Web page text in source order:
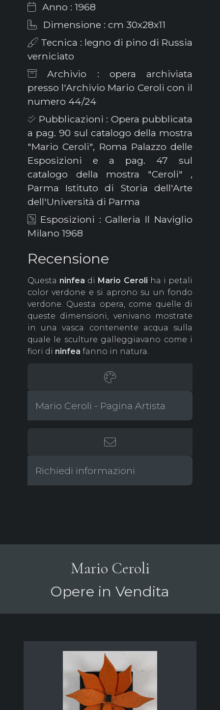
Anno : 1968
Dimensione : cm 30x28x11
Tecnica : legno di pino di Russia
verniciato
Archivio : opera archiviata
presso l'Archivio Mario Ceroli con il
numero 44/24
Pubblicazioni : Opera pubblicata
a pag. 90 sul catalogo della mostra
"Mario Ceroli", Roma Palazzo delle
Esposizioni e a pag. 47 sul
catalogo della mostra "Ceroli" ,
Parma Istituto di Storia dell'Arte
dell'Università di Parma
Esposizioni : Galleria Il Naviglio
Milano 1968
Recensione
Questa ninfea di Mario Ceroli ha i petali
color verdone e si aprono su un fondo
verdone. Questa opera, come quelle di
queste dimensioni, venivano mostrate
in una vasca contenente acqua sulla
quale le sculture galleggiavano come i
fiori di ninfea fanno in natura.
Mario Ceroli - Pagina Artista
Richiedi informazioni
Mario Ceroli
Opere in Vendita